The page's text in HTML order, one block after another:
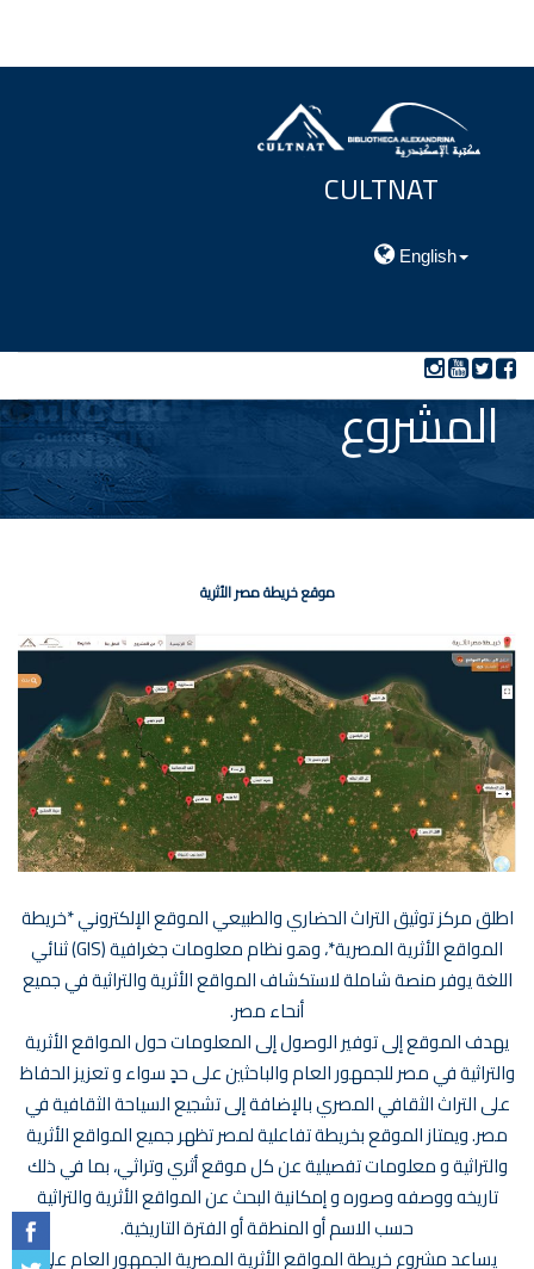
CULTNAT
English
المشروع
موقع خريطة مصر الأثرية
اطلق مركز توثيق التراث الحضاري والطبيعي الموقع الإلكتروني *خريطة
المواقع الأثرية المصرية*، وهو نظام معلومات جغرافية (GIS) ثنائي
اللغة يوفر منصة شاملة لاستكشاف المواقع الأثرية والتراثية في جميع
أنحاء مصر.
يهدف الموقع إلى توفير الوصول إلى المعلومات حول المواقع الأثرية
والتراثية في مصر للجمهور العام والباحثين على حدٍ سواء و تعزيز الحفاظ
على التراث الثقافي المصري بالإضافة إلى تشجيع السياحة الثقافية في
مصر. ويمتاز الموقع بخريطة تفاعلية لمصر تظهر جميع المواقع الأثرية
والتراثية و معلومات تفصيلية عن كل موقع أثري وتراثي، بما في ذلك
تاريخه ووصفه وصوره و إمكانية البحث عن المواقع الأثرية والتراثية
حسب الاسم أو المنطقة أو الفترة التاريخية.
يساعد مشروع خريطة المواقع الأثرية المصرية الجمهور العام على